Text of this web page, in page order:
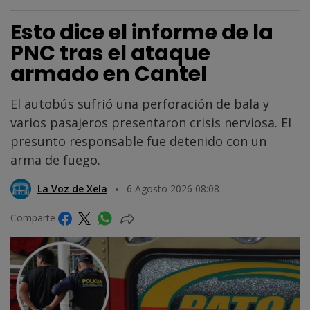
Esto dice el informe de la
PNC tras el ataque
armado en Cantel
El autobús sufrió una perforación de bala y
varios pasajeros presentaron crisis nerviosa. El
presunto responsable fue detenido con un
arma de fuego.
La Voz de Xela 6 Agosto 2026 08:08
Comparte